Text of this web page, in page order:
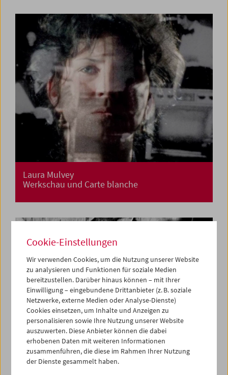
Laura Mulvey
Werkschau und Carte blanche
Cookie-Einstellungen
Wir verwenden Cookies, um die Nutzung unserer Website
zu analysieren und Funktionen für soziale Medien
bereitzustellen. Darüber hinaus können – mit Ihrer
Einwilligung – eingebundene Drittanbieter (z. B. soziale
Netzwerke, externe Medien oder Analyse-Dienste)
Cookies einsetzen, um Inhalte und Anzeigen zu
personalisieren sowie Ihre Nutzung unserer Website
auszuwerten. Diese Anbieter können die dabei
erhobenen Daten mit weiteren Informationen
zusammenführen, die diese im Rahmen Ihrer Nutzung
der Dienste gesammelt haben.